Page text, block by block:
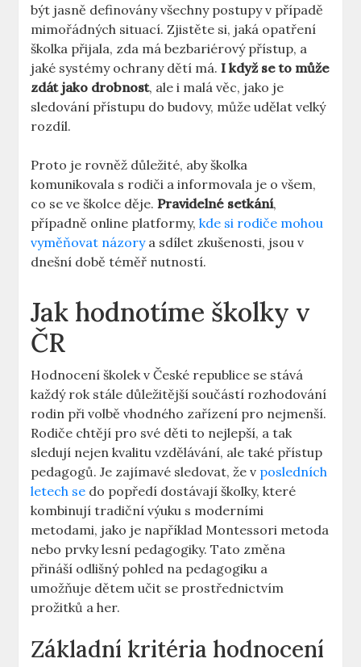
být jasně definovány všechny postupy v případě
mimořádných situací. Zjistěte si, jaká opatření
školka přijala, zda má bezbariérový přístup, a
jaké systémy ochrany dětí má.I když se to může
zdát jako drobnost, ale i malá věc, jako je
sledování přístupu do budovy, může udělat velký
rozdíl.
Proto je rovněž důležité, aby školka
komunikovala s rodiči a informovala je o všem,
co se ve školce děje.Pravidelné setkání,
případně online platformy,kde si rodiče mohou
vyměňovat názorya sdílet zkušenosti, jsou v
dnešní době téměř nutností.
Jak hodnotíme školky v
ČR
Hodnocení školek v České republice se stává
každý rok stále důležitější součástí rozhodování
rodin při volbě vhodného zařízení pro nejmenší.
Rodiče chtějí pro své děti to nejlepší, a tak
sledují nejen kvalitu vzdělávání, ale také přístup
pedagogů. Je zajímavé sledovat, že v posledních
letech se do popředí dostávají školky, které
kombinují tradiční výuku s moderními
metodami, jako je například Montessori metoda
nebo prvky lesní pedagogiky. Tato změna
přináší odlišný pohled na pedagogiku a
umožňuje dětem učit se prostřednictvím
prožitků a her.
Základní kritéria hodnocení